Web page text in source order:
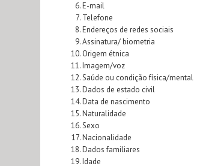
E-mail
Telefone
Endereços de redes sociais
Assinatura/ biometria
Origem étnica
Imagem/voz
Saúde ou condição física/mental
Dados de estado civil
Data de nascimento
Naturalidade
Sexo
Nacionalidade
Dados familiares
Idade